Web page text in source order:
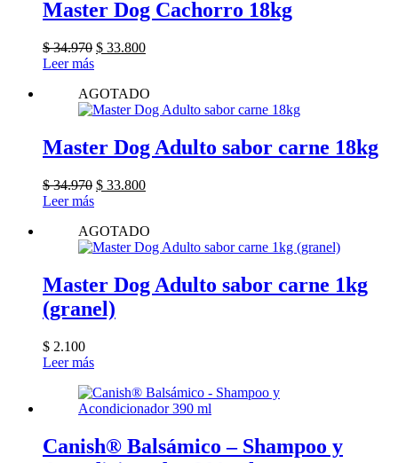
Master Dog Cachorro 18kg
$34.970 El
era:
$ 34.970.
$ 33.800El
es:
$ 33.800.
Leer más
AGOTADO
Master Dog Adulto sabor carne 18kg
$34.970 El
era:
$ 34.970.
$ 33.800El
es:
$ 33.800.
Leer más
AGOTADO
Master Dog Adulto sabor carne 1kg
(granel)
$ 2.100
Leer más
Canish® Balsámico – Shampoo y